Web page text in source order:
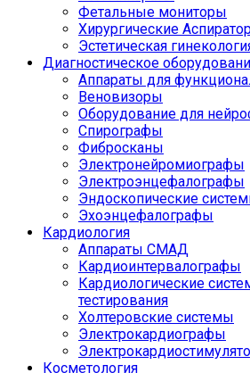
Фетальные мониторы
Хирургические
Эстетическая
Диагностическое
Аппараты для
Веновизоры
Оборудование для
Спирографы
Фибросканы
Электронейромиографы
Электроэнцефалографы
Эндоскопические
Эхоэнцефалографы
Кардиология
Аппараты СМАД
Кардиоинтервалографы
Кардиологические
тестирования
Холтеровские системы
Электрокардиографы
Косметология